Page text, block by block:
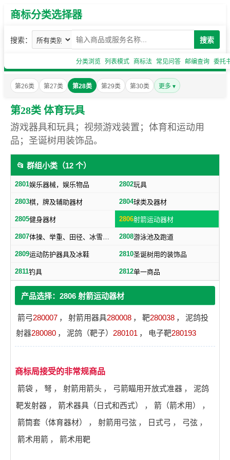
商标分类选择器
搜索： 搜索
分类浏览 列表模式 商标法 常见问答 邮编查询 委托
第26类 第27类 第28类 第29类 第30类 更多 ▾
第28类 体育玩具
游戏器具和玩具；视频游戏装置；体育和运动用
品；圣诞树用装饰品。
📂 群组小类（12 个）
2801娱乐器械，娱乐物品 2802玩具
2803棋，牌及辅助器材 2804球类及器材
2805健身器材 2806射箭运动器材
2807 体操、举重、田径、冰雪及属于本类的其他运动器材 2808游泳池及跑道
2809运动防护器具及冰鞋 2810圣诞树用的装饰品
2811钓具 2812单一商品
产品选择：2806 射箭运动器材
箭弓280007 ， 射箭用器具280008 ， 靶280038 ，
泥鸽投
射器280080 ， 泥鸽（靶子） 280101 ， 电子靶280193
商标局接受的非常规商品
箭袋 ， 弩 ， 射箭用箭头 ， 弓箭瞄用开放式准器 ，
泥鸽
靶发射器 ， 箭术器具（日式和西式） ， 箭（箭术用）
，
箭筒套（体育器材）
， 射箭用弓弦 ， 日式弓 ， 弓弦 ，
箭术用箭 ， 箭术用靶